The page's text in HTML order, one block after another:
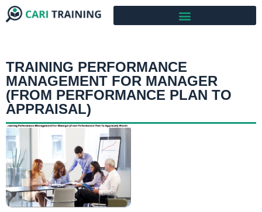
TRAINING PERFORMANCE
MANAGEMENT FOR MANAGER
(FROM PERFORMANCE PLAN TO
APPRAISAL)